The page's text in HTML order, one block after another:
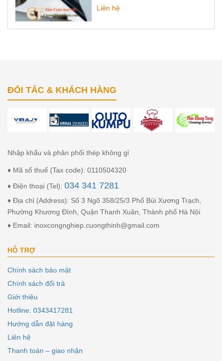
Liên hệ
ĐỐI TÁC & KHÁCH HÀNG
Nhập khẩu và phân phối thép không gỉ
♦ Mã số thuế (Tax code): 0110504320
♦ Điện thoại (Tel): 034 341 7281
♦ Địa chỉ (Address): Số 3 Ngõ 358/25/3 Phố Bùi Xương Trạch,
Phường Khương Đình, Quận Thanh Xuân, Thành phố Hà Nội
♦ Email: inoxcongnghiep.cuongthinh@gmail.com
HỖ TRỢ
Chính sách bảo mật
Chính sách đổi trả
Giới thiệu
Hotline: 0343417281
Hướng dẫn đặt hàng
Liên hệ
Thanh toán – giao nhận